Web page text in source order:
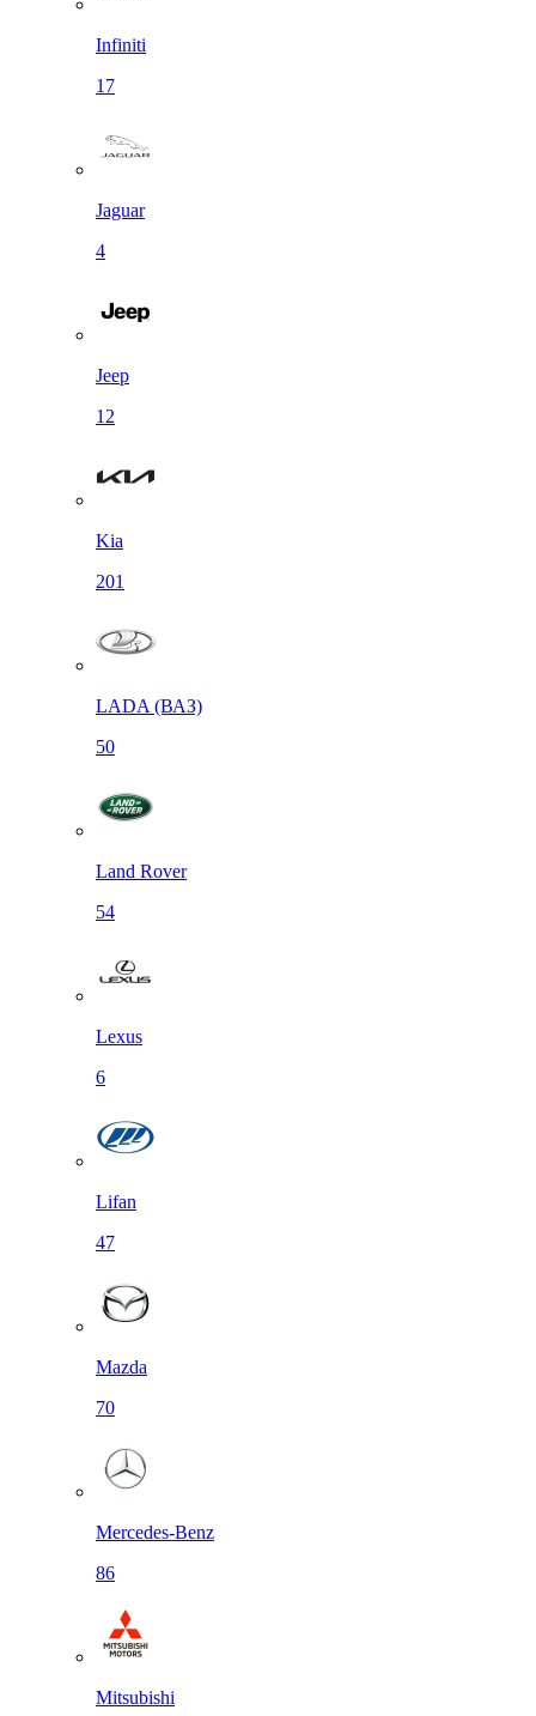
Infiniti
17
Jaguar
4
Jeep
12
Kia
201
LADA (ВАЗ)
50
Land Rover
54
Lexus
6
Lifan
47
Mazda
70
Mercedes-Benz
86
Mitsubishi